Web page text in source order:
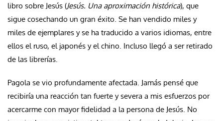
libro sobre Jesús (Jesús. Una aproximación histórica), que
sigue cosechando un gran éxito. Se han vendido miles y
miles de ejemplares y se ha traducido a varios idiomas, entre
ellos el ruso, el japonés y el chino. Incluso llegó a ser retirado
de las librerías.
Pagola se vio profundamente afectada. Jamás pensé que
recibiría una reacción tan fuerte y severa a mis esfuerzos por
acercarme con mayor fidelidad a la persona de Jesús. No